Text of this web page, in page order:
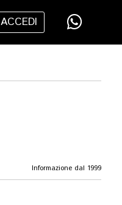
ACCEDI
Informazione dal 1999